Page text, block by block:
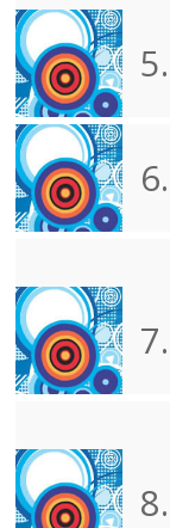
5.
6.
7.
8.